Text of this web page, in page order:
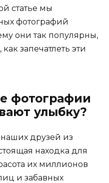
статье мы
фотографий
они так популярны,
запечатлеть эти
фотографии
улыбку?
друзей из
находка для
их миллионов
и забавных